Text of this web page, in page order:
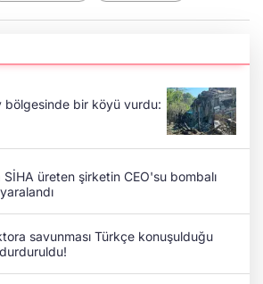
bölgesinde bir köyü vurdu:
SİHA üreten şirketin CEO'su bombalı
savunması Türkçe konuşulduğu